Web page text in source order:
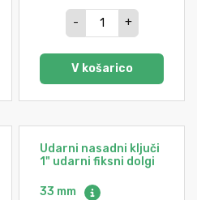
- +
V košarico
Udarni nasadni ključi
1" udarni fiksni dolgi
33 mm